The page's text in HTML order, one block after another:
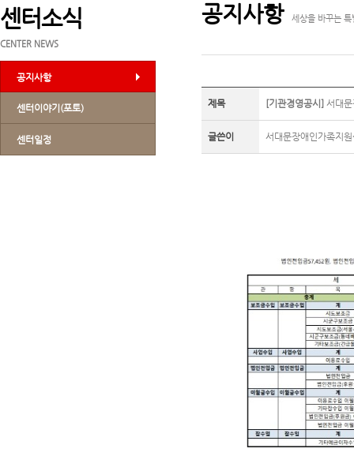
센터소식
CENTER NEWS
공지사항
센터이야기(포토)
센터일정
공지사항 세상을 바꾸는
제목 [기관경영공시] 서대
글쓴이 서대문장애인가족지